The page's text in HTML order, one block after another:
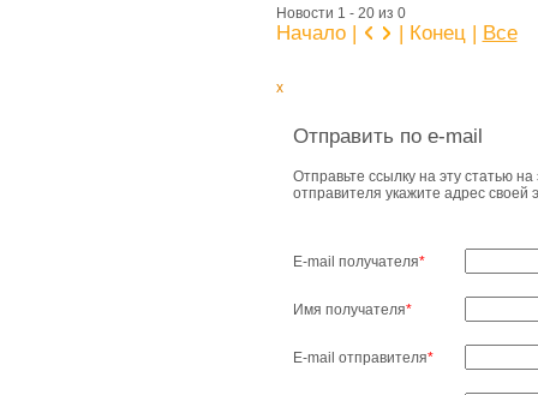
Новости 1 - 20 из 0
Начало | | Конец | Все
x
Отправить по e-mail
Отправьте ссылку на эту статью
отправителя укажите адрес своей
E-mail получателя*
Имя получателя*
E-mail отправителя*